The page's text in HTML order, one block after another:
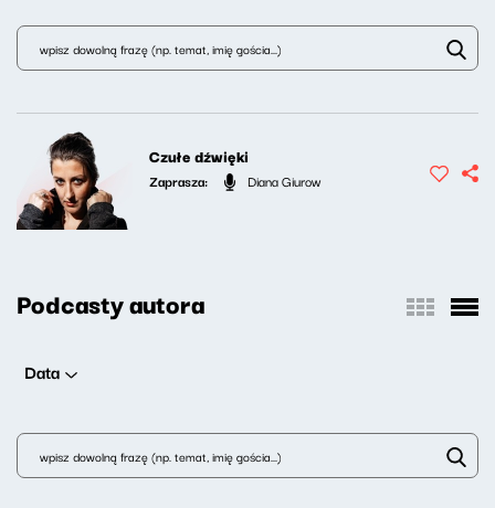
Czułe dźwięki
Zaprasza: Diana Giurow
Podcasty autora
Data